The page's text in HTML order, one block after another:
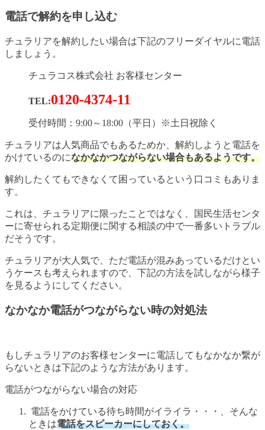
電話で解約を申し込む
チュラリアを解約したい場合は下記のフリーダイヤルに電話
しましょう。
チュラコス株式会社 お客様センター
TEL:0120-4374-11
受付時間：9:00～18:00（平日）※土日祝除く
チュラリアは人気商品でもあるためか、解約しようと電話を
かけているのになかなかつながらない場合もあるようです。
解約したくてもできなくて困っているという口コミもありま
す。
これは、チュラリアに限ったことではなく、国民生活センタ
ーに寄せられる定期便に関する相談の中で一番多いトラブル
だそうです。
チュラリアが大人気で、ただ電話が混みあっているだけとい
うケースも考えられますので、下記の方法を試しながら様子
を見るようにしてください。
なかなか電話がつながらない時の対処法
もしチュラリアのお客様センターに電話してもなかなか繋が
らないときは下記のような方法があります。
電話がつながらない場合の対応
電話をかけている待ち時間がイライラ・・・、そんな
ときは電話をスピーカーにしておく。